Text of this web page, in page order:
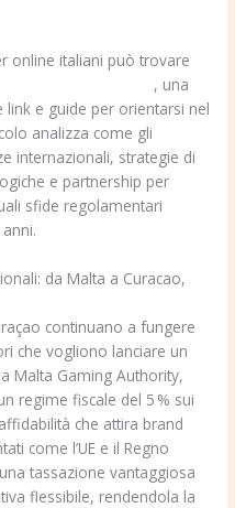
online italiani può trovare
, una
link e guide per orientarsi nel
analizza come gli
internazionali, strategie di
e partnership per
sfide regolamentari
da Malta a Curacao,
continuano a fungere
che vogliono lanciare un
Malta Gaming Authority,
regime fiscale del 5 % sui
che attira brand
come l’UE e il Regno
tassazione vantaggiosa
flessibile, rendendola la